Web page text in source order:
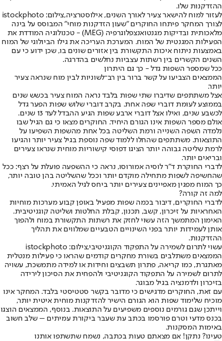
ההזדקנות שלו.
לעזור למוח להישאר צעיר לאורך השנים, אילוסטרציה,צילום: istockphoto
לצורך המחקר פיתחו החוקרים "שעון הזדקנות מוחי" המבוסס על בינה
מלאכותית ובדיקות מגנטואנצפלוגרפיה (MEG) - טכנולוגיה המודדת את
הפעילות המגנטית של המוח. המערכת העריכה את גילו הביולוגי של המוח
באמצעות ניתוח איכות התקשורת בין אזורים שונים בו, שכן ידוע כי עם
השנים הקשרים בין רשתות עצביות נחלשים בהדרגה.
ככל שמספר השפות גדל - כך גם היתרון
הממצאים הצביעו על קשר ברור בין רב־לשוניות לבין מוח שנראה צעיר
יותר.
אצל משתתפים שדיברו שתי שפות בלבד נראה המוח צעיר בכשש שנים
בממוצע לעומת דוברי שפה אחת. בקרב דוברי שלוש שפות הפער גדל
לכשבע שנים, ואילו אצל דוברי ארבע שפות הגיע ההבדל לעד 13 שנים.
אולם מספר השפות אינו הגורם היחיד. החוקרים מצאו כי גם הגיל שבו
נלמדה השפה השנייה ורמת השליטה בכל אחת מהשפות השפיעו על
התוצאות. משתתפים שהחלו ללמוד שפה נוספת בגיל צעיר יותר והגיעו
לרמת שליטה גבוהה יותר הציגו דפוסי קישוריות מוחית שנראו צעירים
ובריאים יותר.
לדברי החוקרת ד"ר לוסיה אמורוסו, נראה כי ההשפעה פועלת על רצף: ככל
שהחשיפה לשפות מתחילה מוקדם יותר וככל שהשליטה בהן טובה יותר,
כך המוח מפגין מאפיינים צעירים יותר ביחס לגיל האמיתי.
למה זה קורה?
לדברי החוקרים, דיבור בכמה שפות מפעיל באופן קבוע מערכות מוחיות
האחראיות על זיכרון, קשב, תכנון, קבלת החלטות ושליטה קוגניטיבית.
האימון המתמשך הזה עשוי לחזק את רשתות התקשורת במוח ולהפוך
אותן לעמידות יותר בפני השינויים הטבעיים שמלווים את תהליך
ההזדקנות.
עשוי לתרום לשמירה על התפקוד הקוגניטיבי,צילום: istockphoto
הממצאים משתלבים בשורת מחקרים קודמים שהראו כי פעילות מנטלית
מאתגרת, כמו קריאה, פתרון תשבצים וחידות או למידה מתמשכת, עשויה
לתרום לשמירה על התפקוד הקוגניטיבי ולהפחית את הסיכון לירידה
בזיכרון ולדמנציה בגיל מבוגר.
עם זאת, החוקרים מדגישים כי מדובר בקשר סטטיסטי בלבד. המחקר אינו
מוכיח שלימוד שפות הוא הגורם הישיר להזדקנות מוחית איטית יותר,
וייתכן שגם גורמים נוספים משפיעים על התוצאות. בנוסף, הממצאים הוצגו
בכנס מדעי וטרם פורסמו בכתב עת שעבר ביקורת עמיתים – שלב חשוב
באימות המסקנות.
טעינו? נתקן! אם מצאתם טעות בכתבה, נשמח שתשתפו אותנו